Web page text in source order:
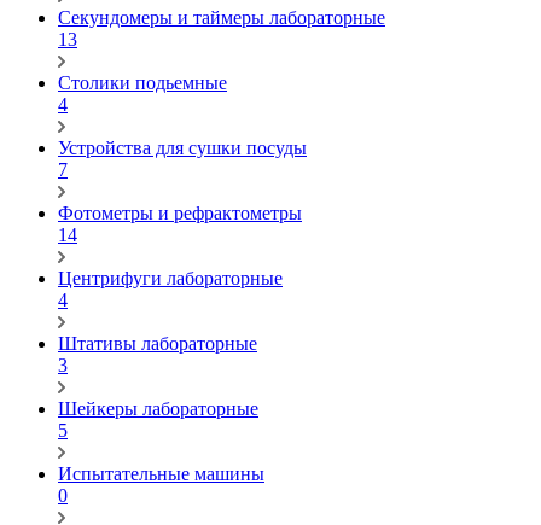
Секундомеры и таймеры лабораторные
13
Столики подьемные
4
Устройства для сушки посуды
7
Фотометры и рефрактометры
14
Центрифуги лабораторные
4
Штативы лабораторные
3
Шейкеры лабораторные
5
Испытательные машины
0